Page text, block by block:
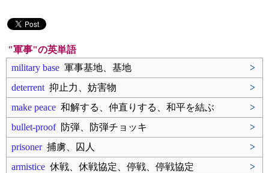
"軍事"の英単語
military base 軍事基地、基地
>
deterrent 抑止力、妨害物
>
make peace 和解する、仲直りする、和平を結ぶ
>
bullet-proof防弾、防弾チョッキ
>
prisoner捕虜、囚人
>
armistice 休戦、休戦協定、停戦、停戦協定
>